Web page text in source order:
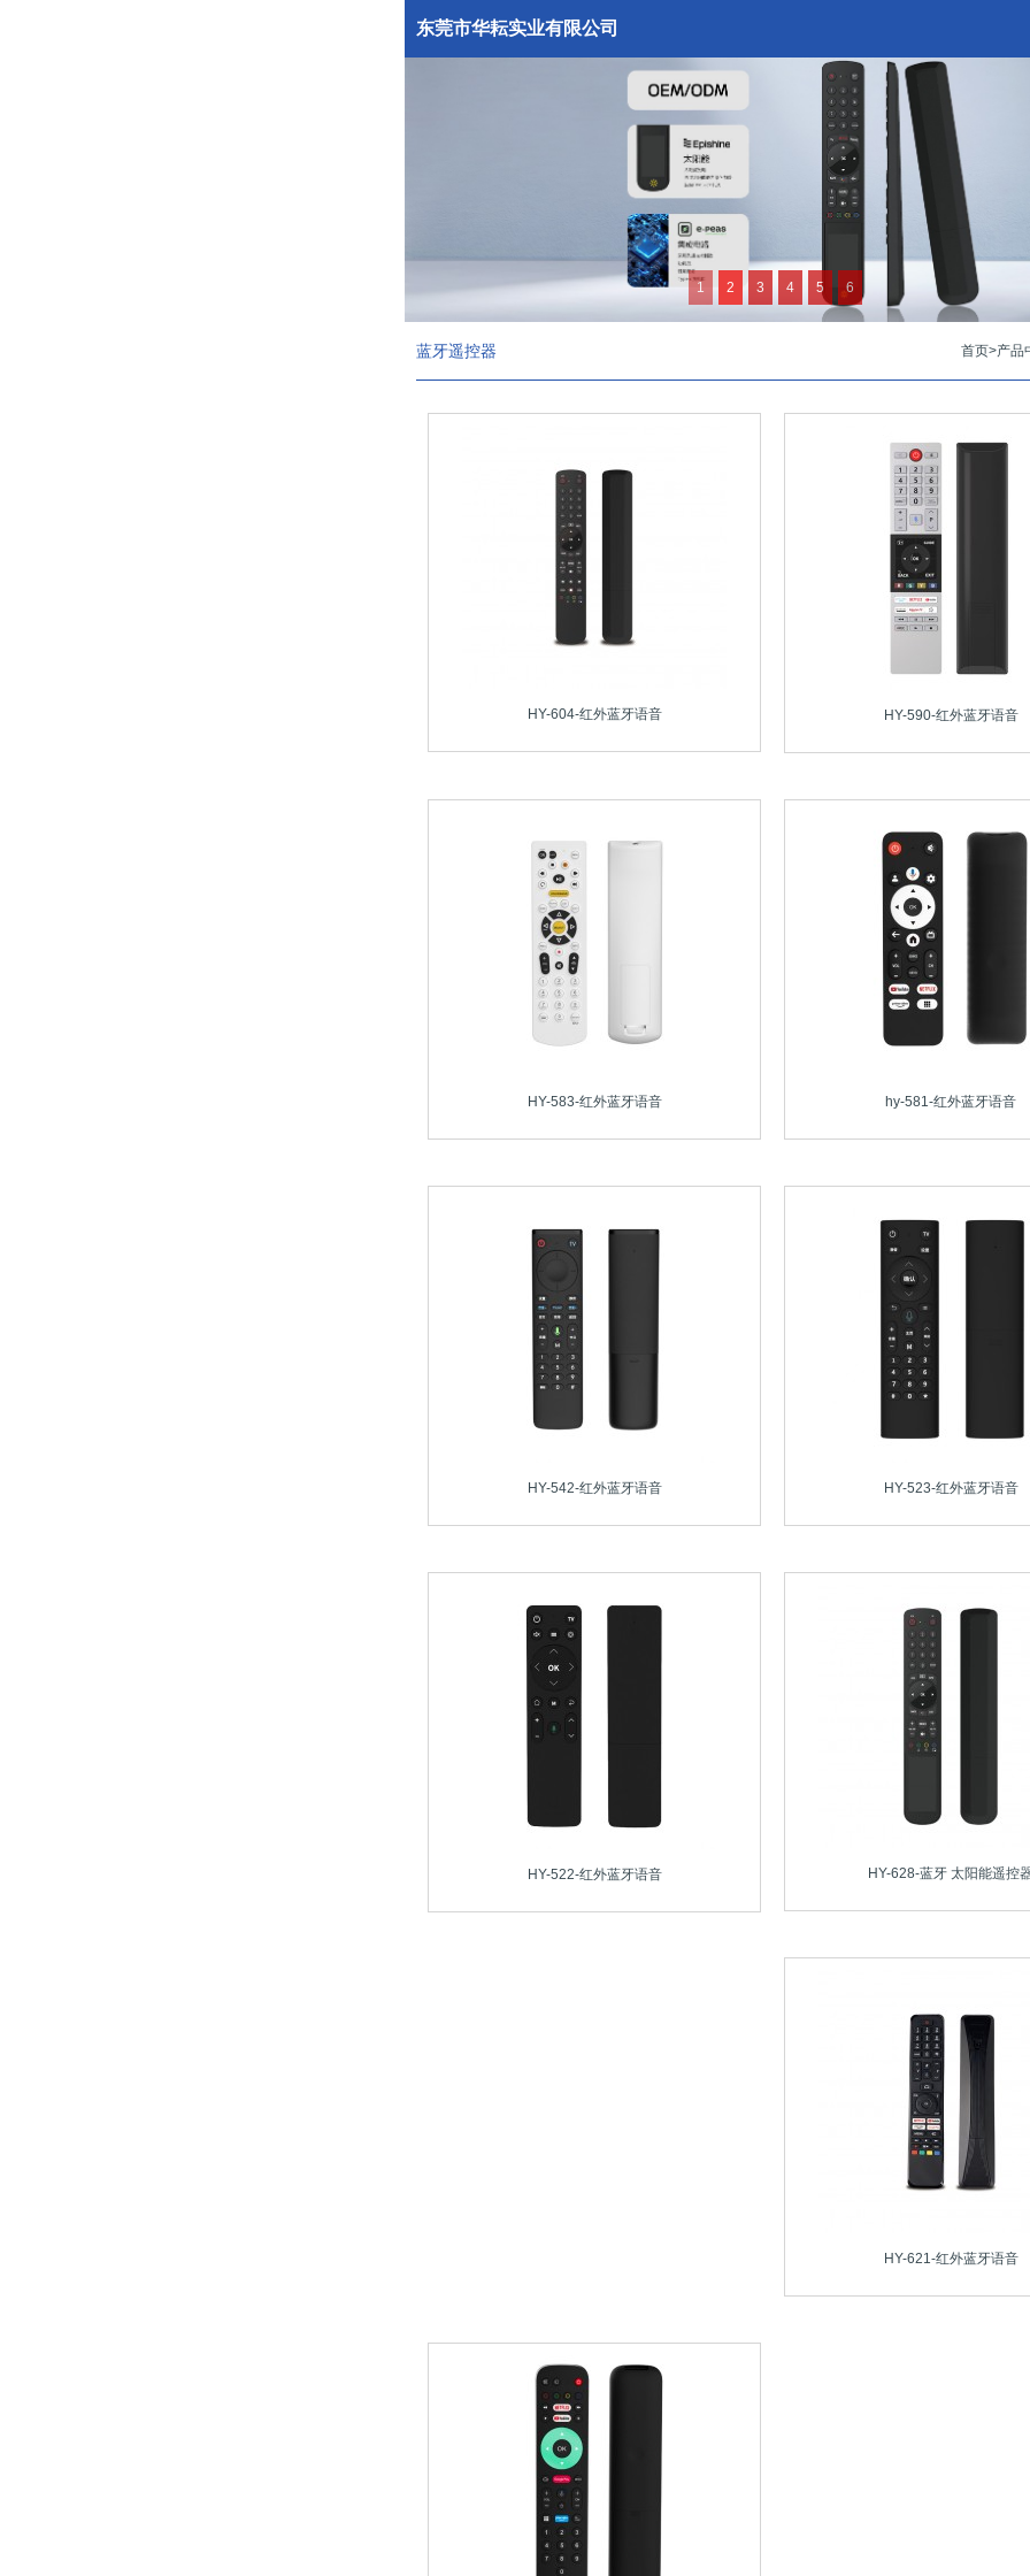
东莞市华耘实业有限公司
1 2 3 4 5 6
蓝牙遥控器 首页>产品
HY-604-红外蓝牙语音 HY-590-红外蓝牙语音
HY-583-红外蓝牙语音 hy-581-红外蓝牙语音
HY-542-红外蓝牙语音 HY-523-红外蓝牙语音
HY-522-红外蓝牙语音 HY-628-蓝牙 太阳能遥控
HY-621-红外蓝牙语音